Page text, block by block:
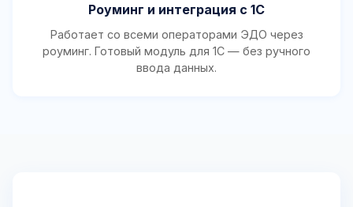
Роуминг и интеграция с 1С
Работает со всеми операторами ЭДО через
роуминг. Готовый модуль для 1С — без ручного
ввода данных.